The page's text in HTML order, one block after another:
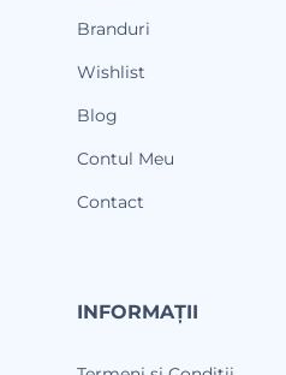
Branduri
Wishlist
Blog
Contul Meu
Contact
INFORMAȚII